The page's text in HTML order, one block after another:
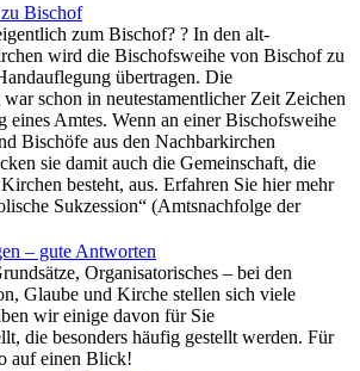
Bischof
zum Bischof? ? In den alt-
wird die Bischofsweihe von Bischof zu
übertragen. Die
schon in neutestamentlicher Zeit Zeichen
eines Amtes. Wenn an einer Bischofsweihe
Bischöfe aus den Nachbarkirchen
sie damit auch die Gemeinschaft, die
besteht, aus. Erfahren Sie hier mehr
Sukzession“ (Amtsnachfolge der
– gute Antworten
Organisatorisches – bei den
Glaube und Kirche stellen sich viele
wir einige davon für Sie
die besonders häufig gestellt werden. Für
auf einen Blick!